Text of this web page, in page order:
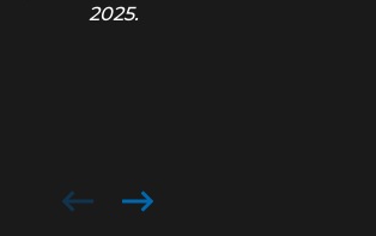
2025.